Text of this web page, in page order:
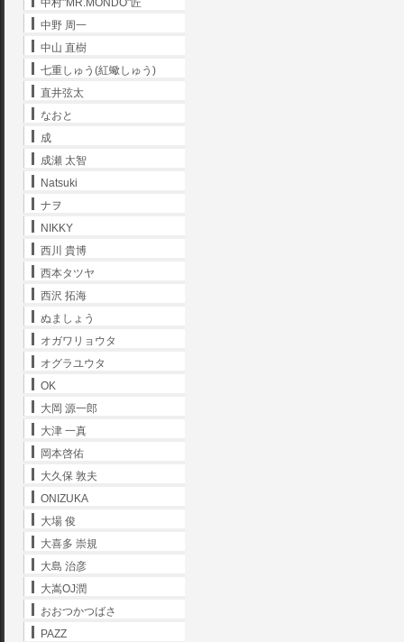
中村"MR.MONDO"匠
中野 周一
中山 直樹
七重しゅう(紅蠍しゅう)
直井弦太
なおと
成
成瀬 太智
Natsuki
ナヲ
NIKKY
西川 貴博
西本タツヤ
西沢 拓海
ぬましょう
オガワリョウタ
オグラユウタ
OK
大岡 源一郎
大津 一真
岡本啓佑
大久保 敦夫
ONIZUKA
大場 俊
大喜多 崇規
大島 治彦
大嵩OJ潤
おおつかつばさ
PAZZ